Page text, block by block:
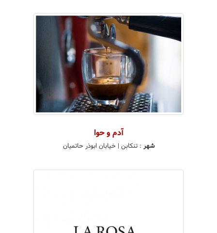
آدم و حوا
شهر :تنکابن | خیابان ابوذر حاتمیان